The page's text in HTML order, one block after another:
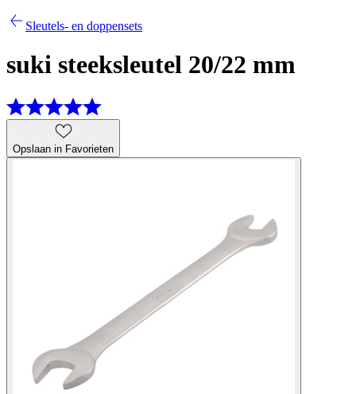
Sleutels- en doppensets
suki steeksleutel 20/22 mm
Opslaan in Favorieten